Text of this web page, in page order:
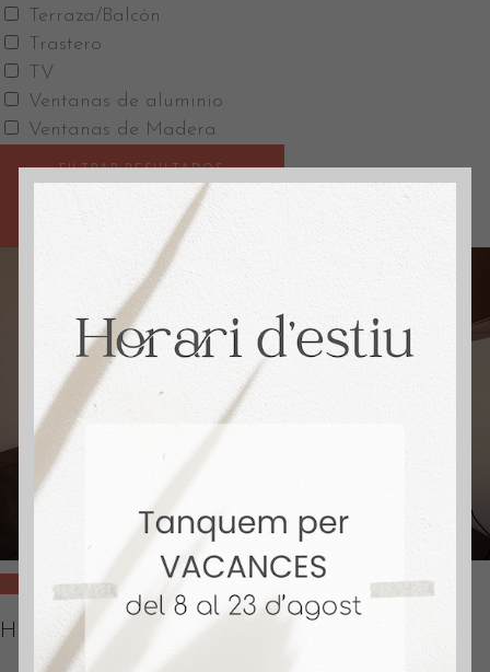
Terraza/Balcón
Trastero
TV
Ventanas de aluminio
Ventanas de Madera
FILTRAR RESULTADOS
GUARDAR BÚSQUEDA
Vendido
Huelva